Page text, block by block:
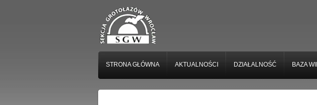
STRONA GŁÓWNA AKTUALNOŚCI DZIAŁALNOŚĆ BAZA